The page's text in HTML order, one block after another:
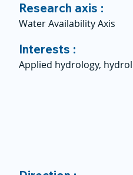
Research axis :
Water Availability Axis
Interests :
Applied hydrology,